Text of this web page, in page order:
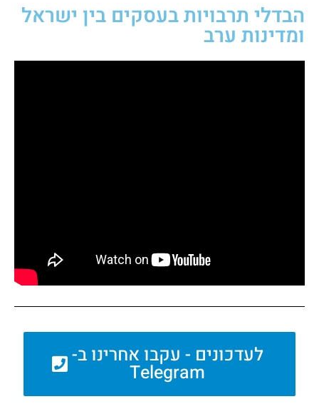
הבדלי תרבויות בעסקים בין ישראל
ומדינות ערב
לעדכונים - עקבו אחרינו ב-
Telegram